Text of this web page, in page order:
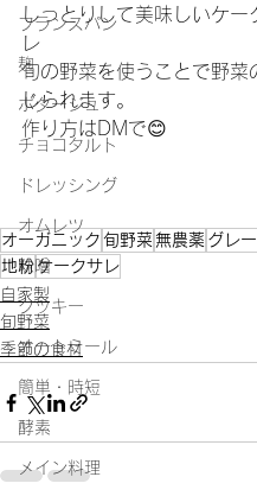
フランスパン
麹
ポタージュ
チョコタルト
ドレッシング
オムレツ
味噌
クッキー
オートミール
簡単・時短
酵素
メイン料理
しっとりして美味しいケー
レ
旬の野菜を使うことで野菜
じられます。
作り方はDM
オーガニック 旬野菜 無農薬 グレ
地粉ケークサレ
自家製
旬野菜
季節の食材